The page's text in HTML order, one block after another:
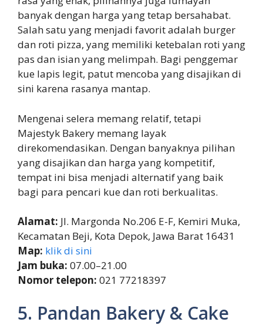
banyak dengan harga yang tetap bersahabat.
Salah satu yang menjadi favorit adalah burger
dan roti pizza, yang memiliki ketebalan roti yang
pas dan isian yang melimpah. Bagi penggemar
kue lapis legit, patut mencoba yang disajikan di
sini karena rasanya mantap.
Mengenai selera memang relatif, tetapi
Majestyk Bakery memang layak
direkomendasikan. Dengan banyaknya pilihan
yang disajikan dan harga yang kompetitif,
tempat ini bisa menjadi alternatif yang baik
bagi para pencari kue dan roti berkualitas.
Alamat: Jl. Margonda No.206 E-F, Kemiri Muka,
Kecamatan Beji, Kota Depok, Jawa Barat 16431
Map: klik di sini
Jam buka: 07.00–21.00
Nomor telepon: 021 77218397
5. Pandan Bakery & Cake